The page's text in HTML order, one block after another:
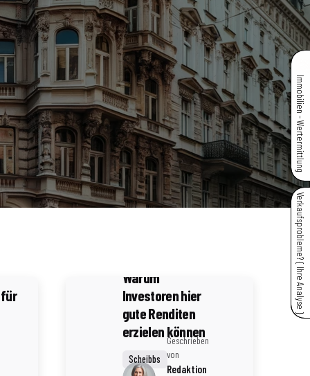
Geschrieben
von
Redaktion
Warum
Investoren hier
gute Renditen
erzielen können
Scheibbs
Immobilien - Wertermittlung
Verkaufsprobleme? { Ihre Analyse }